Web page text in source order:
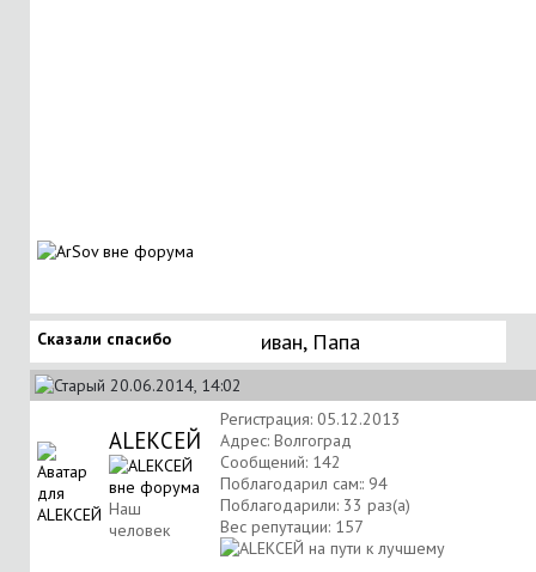
Сказали спасибо иван, Папа
20.06.2014, 14:02
АLЕКСЕЙ
Наш
человек
Регистрация: 05.12.2013
Адрес: Волгоград
Сообщений: 142
Поблагодарил сам:: 94
Поблагодарили: 33 раз(а)
Вес репутации: 157